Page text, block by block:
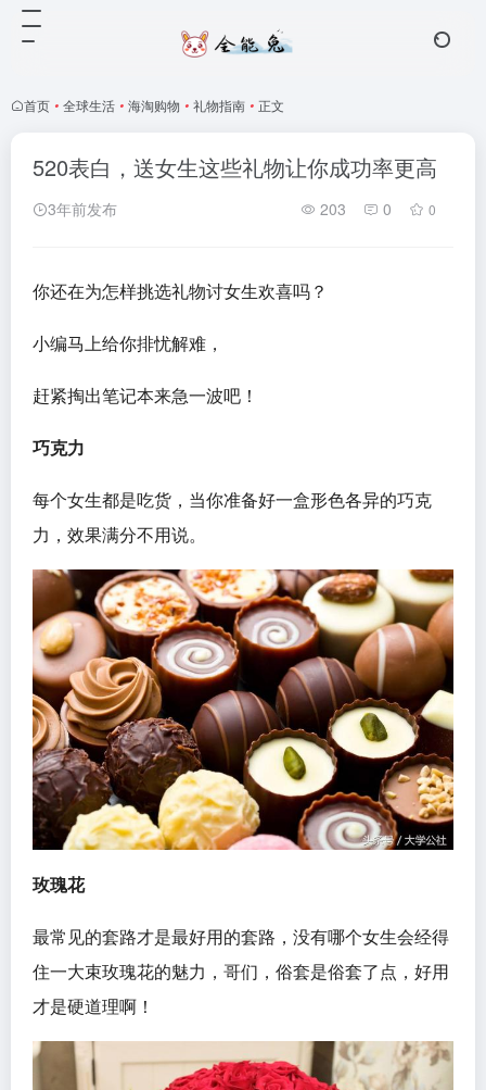
首页 • 全球生活 • 海淘购物 • 礼物指南 • 正文
520表白，送女生这些礼物让你成功率更高
3年前发布 203 0 0
你还在为怎样挑选礼物讨女生欢喜吗？
小编马上给你排忧解难，
赶紧掏出笔记本来急一波吧！
巧克力
每个女生都是吃货，当你准备好一盒形色各异的巧克
力，效果满分不用说。
玫瑰花
最常见的套路才是最好用的套路，没有哪个女生会经得
住一大束玫瑰花的魅力，哥们，俗套是俗套了点，好用
才是硬道理啊！